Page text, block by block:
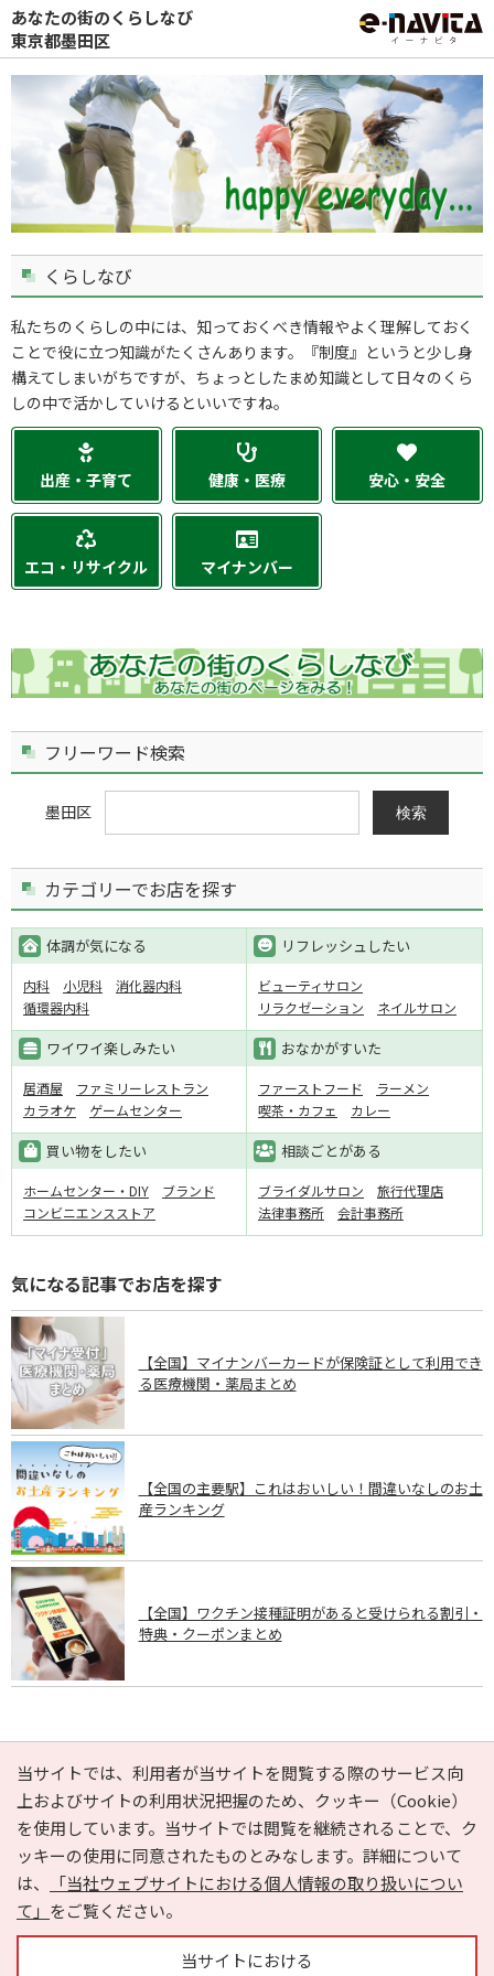
あなたの街のくらしなび
東京都墨田区
くらしなび
私たちのくらしの中には、知っておくべき情報やよく理解しておく
ことで役に立つ知識がたくさんあります。『制度』というと少し身
構えてしまいがちですが、ちょっとしたまめ知識として日々のくら
しの中で活かしていけるといいですね。
出産・子育て 健康・医療 安心・安全
エコ・リサイクル マイナンバー
フリーワード検索
墨田区 検索
カテゴリーでお店を探す
体調が気になる
内科 小児科
消化器内科
循環器内科
リフレッシュしたい
ビューティサロン
リラクゼーション
ネイルサロン
ワイワイ楽しみたい
居酒屋
ファミリーレストラン
カラオケ
ゲームセンター
おなかがすいた
ファーストフード
ラーメン
喫茶・カフェ
カレー
買い物をしたい
ホームセンター・DIY
ブランド
コンビニエンスストア
相談ごとがある
ブライダルサロン
旅行代理店
法律事務所
会計事務所
気になる記事でお店を探す
【全国】マイナンバーカードが保険証として利用でき
る医療機関・薬局まとめ
【全国の主要駅】これはおいしい！間違いなしのお土
産ランキング
【全国】ワクチン接種証明があると受けられる割引・
特典・クーポンまとめ
PAGE TOP
当サイトでは、利用者が当サイトを閲覧する際のサービス向
上およびサイトの利用状況把握のため、クッキー（Cookie）
を使用しています。当サイトでは閲覧を継続されることで、ク
ッキーの使用に同意されたものとみなします。詳細について
は、
「当社ウェブサイトにおける個人情報の取り扱いについ
て」 をご覧ください。
当サイトにおける
e-NAVITA（イーナビタ）とは？ お気に入り
ヘルプ
利用規約
個人情報の取り扱いについて
運営会社
サイトマップ
広告掲載に関するお問い合わせ